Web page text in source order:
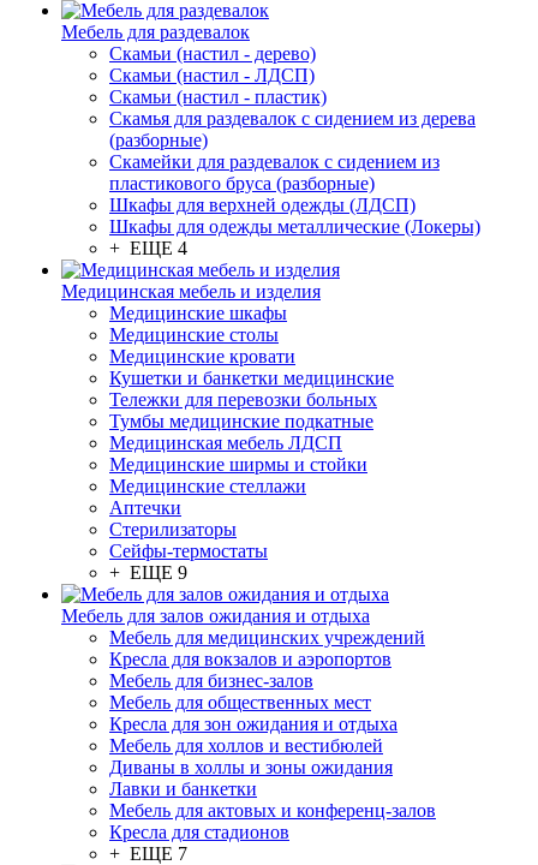
Мебель для раздевалок
Скамьи (настил - дерево)
Скамьи (настил - ЛДСП)
Скамьи (настил - пластик)
Скамья для раздевалок с сидением из дерева
(разборные)
Скамейки для раздевалок с сидением из
пластикового бруса (разборные)
Шкафы для верхней одежды (ЛДСП)
Шкафы для одежды металлические (Локеры)
+ ЕЩЕ 4
Медицинская мебель и изделия
Медицинские шкафы
Медицинские столы
Медицинские кровати
Кушетки и банкетки медицинские
Тележки для перевозки больных
Тумбы медицинские подкатные
Медицинская мебель ЛДСП
Медицинские ширмы и стойки
Медицинские стеллажи
Аптечки
Стерилизаторы
Сейфы-термостаты
+ ЕЩЕ 9
Мебель для залов ожидания и отдыха
Мебель для медицинских учреждений
Кресла для вокзалов и аэропортов
Мебель для бизнес-залов
Мебель для общественных мест
Кресла для зон ожидания и отдыха
Мебель для холлов и вестибюлей
Диваны в холлы и зоны ожидания
Лавки и банкетки
Мебель для актовых и конференц-залов
Кресла для стадионов
+ ЕЩЕ 7